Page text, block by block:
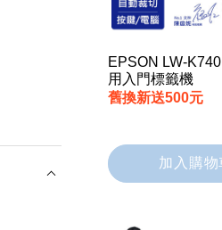
EPSON LW-
用入門標籤機
舊換新送500元
加入購物